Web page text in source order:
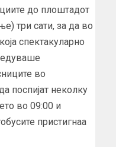
до плоштадот
три сати, за да во
спектакуларно
во
поспијат неколку
во 09:00 и
пристигнаа